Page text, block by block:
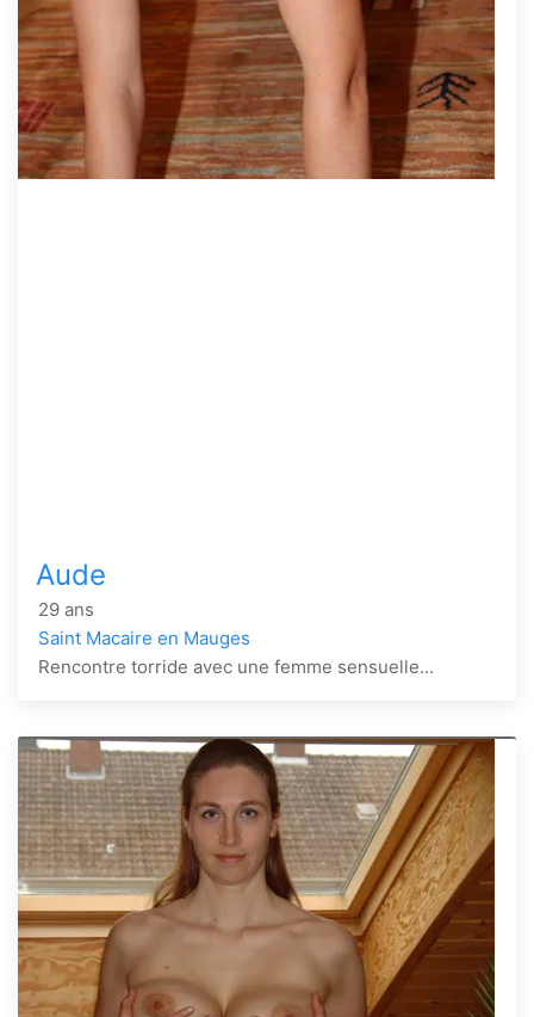
Aude
29 ans
Saint Macaire en Mauges
Rencontre torride avec une femme sensuelle...